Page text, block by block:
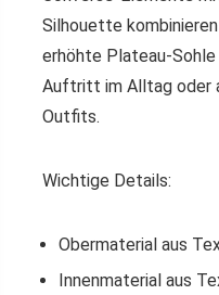
Silhouette
erhöhte Plateau-
Auftritt im Alltag oder
Outfits.
Wichtige Details:
Obermaterial aus
Innenmaterial aus